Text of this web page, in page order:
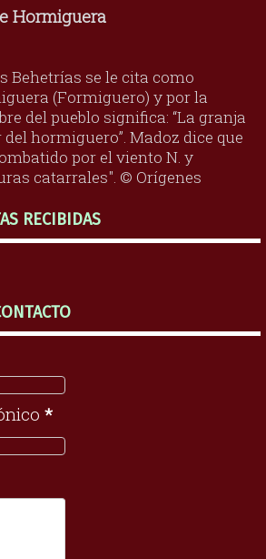
Hormiguera
Behetrías se le cita como
(Formiguero) y por la
del pueblo significa: “La granja
hormiguero”. Madoz dice que
por el viento N. y
catarrales". © Orígenes
RECIBIDAS
*